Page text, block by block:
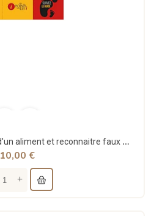
Comment lire l'étiquette d'un aliment et reconnaitre faux produits naturels et vrais produits...
10,00 €